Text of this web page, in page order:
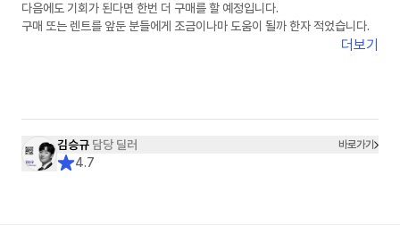
다음에도 기회가 된다면 한번 더 구매를 할 예정입니다.
구매 또는 렌트를 앞둔 분들에게 조금이나마 도움이 될까 한자 적었습니다.
더보기
김승규 담당 딜러 바로가기
4.7